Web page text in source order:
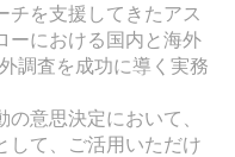
チを支援してきたアス
ーにおける国内と海外
調査を成功に導く実務
意思決定において、
して、ご活用いただけ